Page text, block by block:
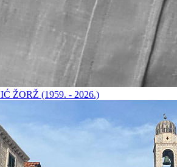
ŽORŽ (1959. - 2026.)